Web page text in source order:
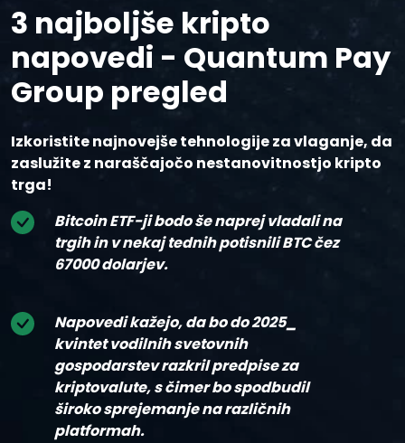
3 najboljše kripto
napovedi - Quantum Pay
Group pregled
Izkoristite najnovejše tehnologije za vlaganje, da
zaslužite z naraščajočo nestanovitnostjo kripto
trga!
Bitcoin ETF-ji bodo še naprej vladali na
trgih in v nekaj tednih potisnili BTC čez
67000 dolarjev.
Napovedi kažejo, da bo do 2025_
kvintet vodilnih svetovnih
gospodarstev razkril predpise za
kriptovalute, s čimer bo spodbudil
široko sprejemanje na različnih
platformah.